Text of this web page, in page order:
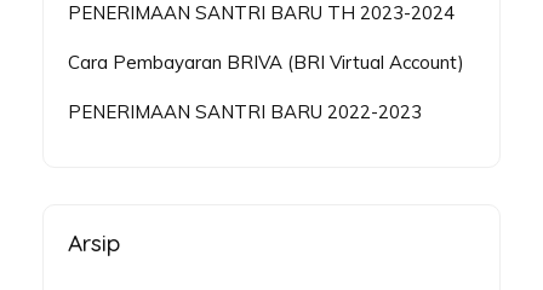
PENERIMAAN SANTRI BARU TH 2023-2024
Cara Pembayaran BRIVA (BRI Virtual Account)
PENERIMAAN SANTRI BARU 2022-2023
Arsip